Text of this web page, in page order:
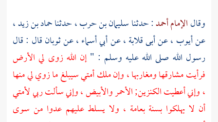
وقالالإمام أحمد: حدثناسليمان بن حرب ،حدثناحماد بن زيد ،
عنأيوب ،عنأبى قلابة ،عنأبي أسماء ،عنثوبانقال : قال
رسول الله صلى الله عليه وسلم : "إن الله زوى لي الأرض
فرأيت مشارقها ومغاربها ، وإن ملك أمتي سيبلغ ما زوي لي منها
، وإني أعطيت الكنزين; الأحمر والأبيض ، وإني سألت ربي لأمتي
أن لا يهلكوا بسنة بعامة ، ولا يسلط عليهم عدوا من سوى